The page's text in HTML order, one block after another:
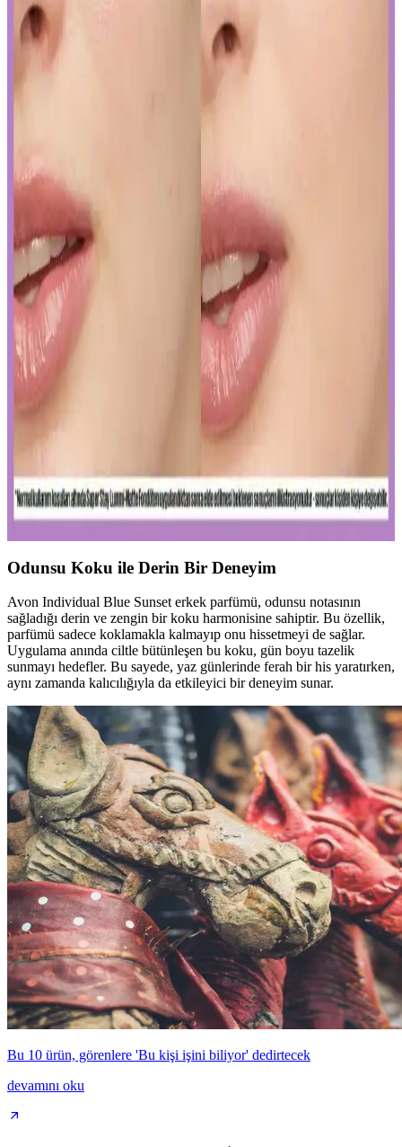
Yapay Zeka ile Kozmetik Sektöründe Yenilikler ve
Sunduğu Faydalar
Seçimi ve Uygulama Yöntemleri
Gözaltı kapatıcısı seçimi ve uygulama teknikleriyle doğal görünüm
yakalamak için hafif ürünler ve doğru uygulama yöntemleri
önemlidir. İnce katmanlar ve uygun tonlar ile göz altlarınızda doğal
parlaklık sağlayabilirsiniz.
Ağız Bakımı ve Hijyenin Temel Unsurları: Günlük
Diş Temizliği ve Koruyucu Ürünler
Diş macunu ve diş fırçası, ağız hijyeninin temel taşlarıdır. Florür
içeren ürünler dişleri güçlendirir, düzenli kullanım sağlıklı gülüşler
sağlar.
Uzun Süre Kalıcı ve Doğal Mat Fondötenler:
Günlük Kullanım İçin En İyi Seçenekler ve İpuçları
dayanıklı formülleriyle gün boyu tazelik sağlar. Cilt tipine uygun
seçenekler ve doğru uygulama ipuçlarıyla makyajınızı
mükemmelleştirin.
Odunsu Koku ile Derin Bir Deneyim
Avon Individual Blue Sunset erkek parfümü, odunsu notasının
sağladığı derin ve zengin bir koku harmonisine sahiptir. Bu özellik,
parfümü sadece koklamakla kalmayıp onu hissetmeyi de sağlar.
Uygulama anında ciltle bütünleşen bu koku, gün boyu tazelik
sunmayı hedefler. Bu sayede, yaz günlerinde ferah bir his yaratırken,
aynı zamanda kalıcılığıyla da etkileyici bir deneyim sunar.
Bu 10 ürün, görenlere 'Bu kişi işini biliyor' dedirtecek
devamını oku